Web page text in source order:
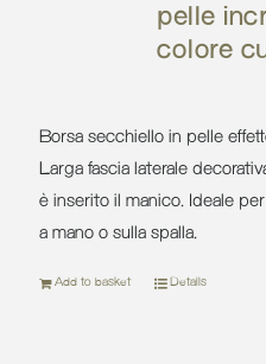
pelle
colore
Borsa secchiello in pelle
Larga fascia laterale
è inserito il manico. Ideale
a mano o sulla spalla.
Add to basket Details